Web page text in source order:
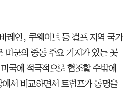
레인, 쿠웨이트 등 걸프 지역 국가
미군의 중동 주요 기지가 있는 곳
국에 적극적으로 협조할 수밖에
서 비교하면서 트럼프가 동맹을